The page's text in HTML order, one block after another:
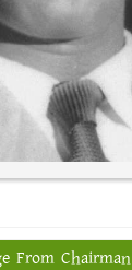
From Chairman